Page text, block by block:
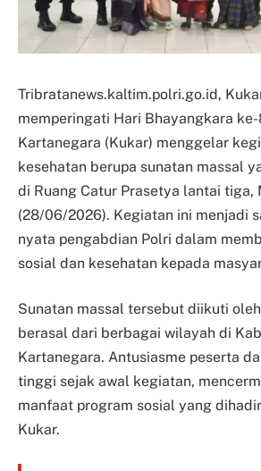
Tribratanews.kaltim.polri.go.id,
memperingati Hari Bhayangkara
Kartanegara (Kukar) menggelar
kesehatan berupa sunatan massal
di Ruang Catur Prasetya lantai tiga,
(28/06/2026). Kegiatan ini menjadi
nyata pengabdian Polri dalam
sosial dan kesehatan kepada
Sunatan massal tersebut diikuti
berasal dari berbagai wilayah di
Kartanegara. Antusiasme peserta
tinggi sejak awal kegiatan,
manfaat program sosial yang
Kukar.